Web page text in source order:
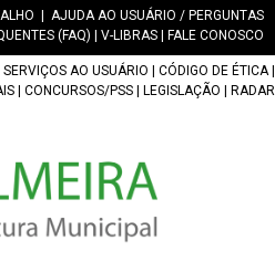
AJUDA AO USUÁRIO / PERGUNTAS
(FAQ)
V-LIBRAS FALE CONOSCO
AO USUÁRIO CÓDIGO DE ÉTICA|
CONCURSOS/PSS LEGISLAÇÃO RADAR